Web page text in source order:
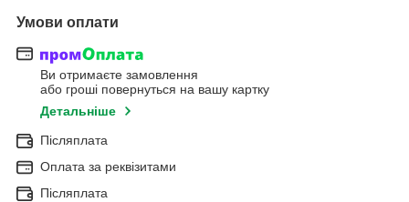
Умови оплати
Ви отримаєте замовлення
або гроші повернуться на вашу картку
Детальніше
Післяплата
Оплата за реквізитами
Післяплата